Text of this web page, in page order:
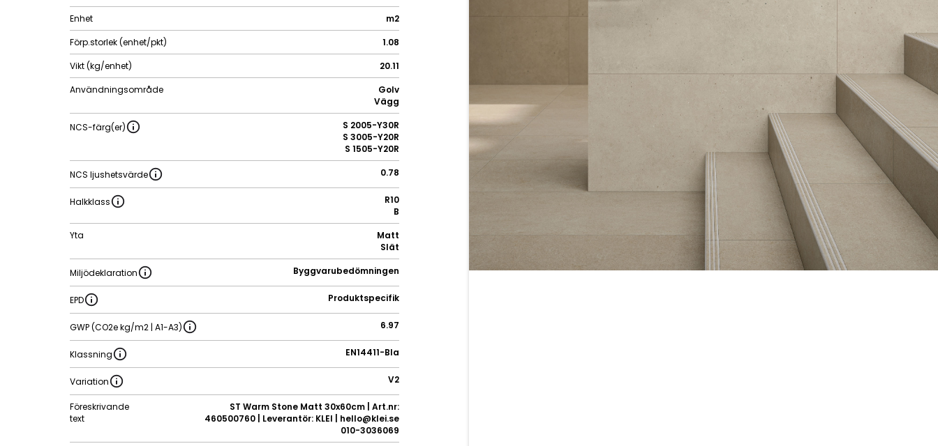
Enhet
m2
Förp.storlek (enhet/pkt)
1.08
Vikt (kg/enhet)
20.11
Användningsområde
Golv
Vägg
NCS-färg(er)
S 2005-Y30R
S 3005-Y20R
S 1505-Y20R
NCS ljushetsvärde 0.78
Halkklass
R10
B
Yta
Matt
Slät
Miljödeklaration Byggvarubedömningen
EPD Produktspecifik
GWP (CO2e kg/m2 | A1-A3) 6.97
Klassning EN14411-BIa
Variation V2
Föreskrivande
text
ST Warm Stone Matt 30x60cm | Art.nr:
460500760 | Leverantör: KLEI | hello@klei.se
010-3036069